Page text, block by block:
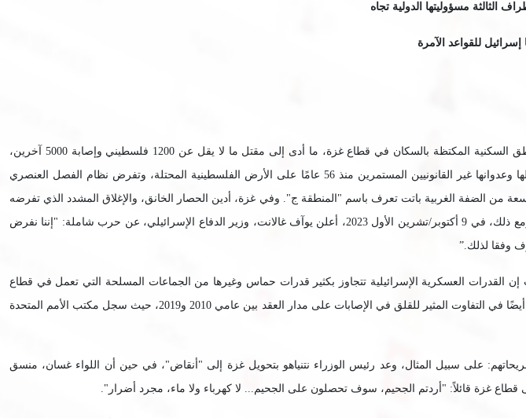
الثالثة مسؤوليتها الدولية تجاه
إسرائيل للقواعد الآمرة
خلال الأيام الستة الماضية؛ استخدمت قوات الاحتلال الإسرائيلي القوة العشوائية والمفرطة وغير المتناسبة في المناطق السكنية المكتظة بالسكان في قطاع غزة، ما أدى إلى مقتل ما لا يقل عن 1200 فلسطيني وإصابة 5000 آخرين،
حتى الساعة 10:00 مساءً، من 11 تشرين الأول/أكتوبر 2023. كما تواصل "إسرائيل"، السلطة القائمة بالاحتلال، احتلالها وعدوانها غير القانونيين المستمرين منذ 56 عامًا على الأرض الفلسطينية المحتلة، وتفرض نظام الفصل العنصري
من الضفة الغربية باتت تعرف باسم "المنطقة ج". وفي غزة، أدين الحصار الخانق، والإغلاق المشدد الذي تفرضه
إسرائيل على القطاع منذ 16 عاماً، والذي أدى إلى شل الاقتصاد والبنية التحتية في قطاع غزة، باعتباره عقاباً جماعياً. ومع ذلك، في 9 أكتوبر/تشرين الأول 2023، أعلن يوآف غالانت، وزير الدفاع الإسرائيلي، عن حرب شاملة: "إننا نفرض
وفقا لذلك”.
العسكرية الإسرائيلية تتجاوز بكثير قدرات حماس وغيرها من الجماعات المسلحة التي تعمل في قطاع
غزة. وعلى وجه الخصوص، تتمتع إسرائيل بحماية ضد صواريخ حماس بفضل نظام القبة الحديدية. ويتجلى عدم التماثل أيضًا في التفاوت المثير للقلق في الإصابات على مدار العقد بين عامي 2010 و2019، حيث سجل مكتب الأمم المتحدة
على سبيل المثال، وعد رئيس الوزراء نتنياهو بتحويل غزة إلى "أنقاض"، في حين أن اللواء غسان، منسق
غزة قائلاً: "أردتم الجحيم، سوف تحصلون على الجحيم... لا كهرباء ولا ماء، مجرد أضرار".